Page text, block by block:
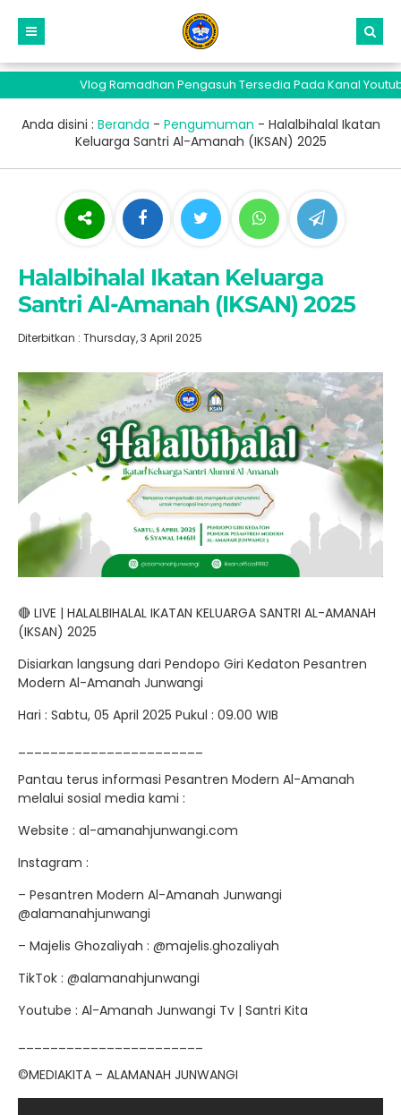
Vlog Ramadhan Pengasuh Tersedia Pada Kanal Youtube
Anda disini : Beranda - Pengumuman - Halalbihalal Ikatan
Keluarga Santri Al-Amanah (IKSAN) 2025
Halalbihalal Ikatan Keluarga
Santri Al-Amanah (IKSAN) 2025
Diterbitkan : Thursday, 3 April 2025
🔴 LIVE | HALALBIHALAL IKATAN KELUARGA SANTRI AL-AMANAH
(IKSAN) 2025
Disiarkan langsung dari Pendopo Giri Kedaton Pesantren
Modern Al-Amanah Junwangi
Hari : Sabtu, 05 April 2025 Pukul : 09.00 WIB
Pantau terus informasi Pesantren Modern Al-Amanah
melalui sosial media kami :
Website : al-amanahjunwangi.com
Instagram :
– Pesantren Modern Al-Amanah Junwangi
@alamanahjunwangi
– Majelis Ghozaliyah : @majelis.ghozaliyah
TikTok : @alamanahjunwangi
Youtube : Al-Amanah Junwangi Tv | Santri Kita
©MEDIAKITA – ALAMANAH JUNWANGI